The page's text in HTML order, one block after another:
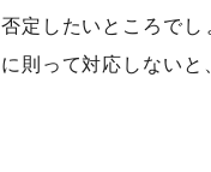
定したいところで
則って対応しない